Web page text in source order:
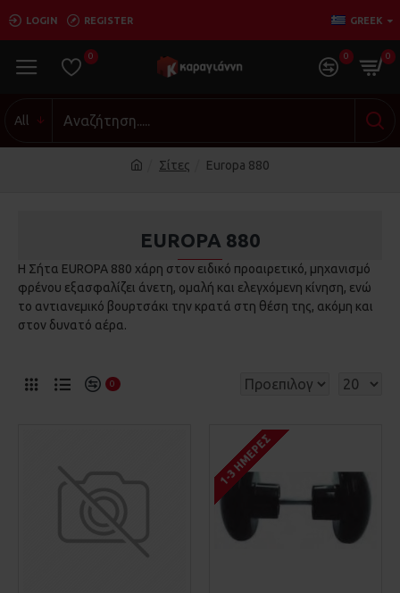
LOGIN REGISTER GREEK
0 0 0
All
Σίτες Europa 880
EUROPA 880
Η Σήτα EUROPA 880 χάρη στον ειδικό προαιρετικό, μηχανισμό
φρένου εξασφαλίζει άνετη, ομαλή και ελεγχόμενη κίνηση, ενώ
το αντιανεμικό βουρτσάκι την κρατά στη θέση της, ακόμη και
στον δυνατό αέρα.
0
1-3 ΗΜΈΡΕΣ